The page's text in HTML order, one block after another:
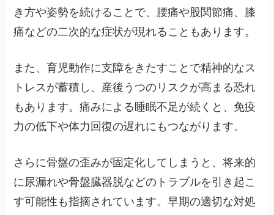
き方や姿勢を続けることで、腰痛や股関節痛、膝
痛などの二次的な症状が現れることもあります。
また、育児動作に支障をきたすことで精神的なス
トレスが蓄積し、産後うつのリスクが高まる恐れ
もあります。痛みによる睡眠不足が続くと、免疫
力の低下や体力回復の遅れにもつながります。
さらに骨盤の歪みが固定化してしまうと、将来的
に尿漏れや骨盤臓器脱などのトラブルを引き起こ
す可能性も指摘されています。早期の適切な対処